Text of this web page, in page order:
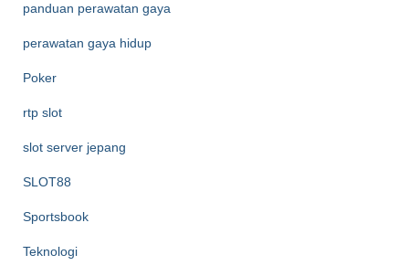
panduan perawatan gaya
perawatan gaya hidup
Poker
rtp slot
slot server jepang
SLOT88
Sportsbook
Teknologi